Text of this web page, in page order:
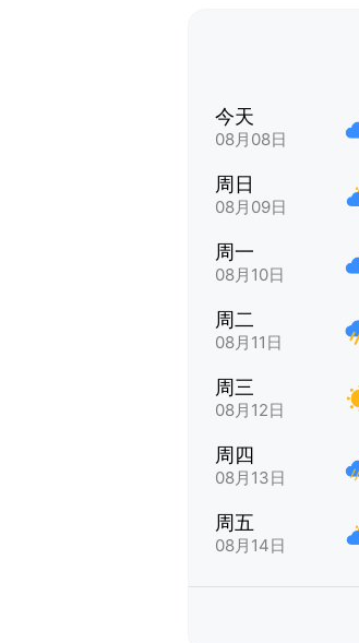
今天
08月08日
周日
08月09日
周一
08月10日
周二
08月11日
周三
08月12日
周四
08月13日
周五
08月14日